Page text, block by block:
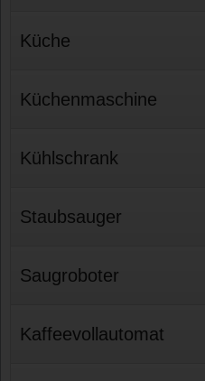
Küche
Küchenmaschine
Kühlschrank
Staubsauger
Saugroboter
Kaffeevollautomat